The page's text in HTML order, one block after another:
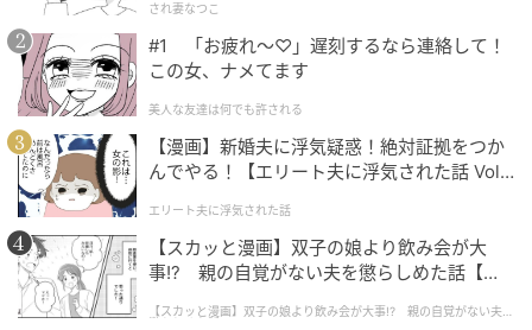
ウーマンエキサイト
され妻なつこ
#1 「お疲れ〜♡」遅刻するなら連絡して！
この女、ナメてます
美人な友達は何でも許される
【漫画】新婚夫に浮気疑惑！絶対証拠をつか
んでやる！【エリート夫に浮気された話 Vol.
エリート夫に浮気された話
【スカッと漫画】双子の娘より飲み会が大
事!? 親の自覚がない夫を懲らしめた話【第1
【スカッと漫画】双子の娘より飲み会が大事!? 親の自覚がない夫を
懲らしめた話